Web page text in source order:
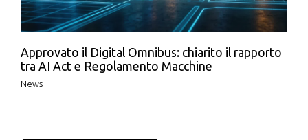
Approvato il Digital Omnibus: chiarito il rapporto
tra AI Act e Regolamento Macchine
News